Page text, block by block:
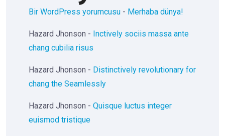
Bir WordPress yorumcusu - Merhaba dünya!
Hazard Jhonson - Inctively sociis massa ante
chang cubilia risus
Hazard Jhonson - Distinctively revolutionary for
chang the Seamlessly
Hazard Jhonson - Quisque luctus integer
euismod tristique